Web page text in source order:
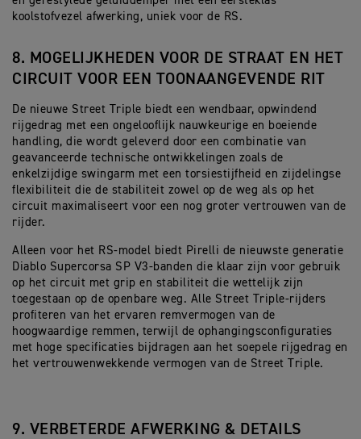
koolstofvezel afwerking, uniek voor de RS.
8. MOGELIJKHEDEN VOOR DE STRAAT EN HET
CIRCUIT VOOR EEN TOONAANGEVENDE RIT
De nieuwe Street Triple biedt een wendbaar, opwindend
rijgedrag met een ongelooflijk nauwkeurige en boeiende
handling, die wordt geleverd door een combinatie van
geavanceerde technische ontwikkelingen zoals de
enkelzijdige swingarm met een torsiestijfheid en zijdelingse
flexibiliteit die de stabiliteit zowel op de weg als op het
circuit maximaliseert voor een nog groter vertrouwen van de
rijder.
Alleen voor het RS-model biedt Pirelli de nieuwste generatie
Diablo Supercorsa SP V3-banden die klaar zijn voor gebruik
op het circuit met grip en stabiliteit die wettelijk zijn
toegestaan op de openbare weg. Alle Street Triple-rijders
profiteren van het ervaren remvermogen van de
hoogwaardige remmen, terwijl de ophangingsconfiguraties
met hoge specificaties bijdragen aan het soepele rijgedrag en
het vertrouwenwekkende vermogen van de Street Triple.
9. VERBETERDE AFWERKING & DETAILS